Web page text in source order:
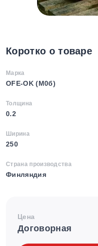
Коротко о товаре
Марка
OFE-OK (М0б)
Толщина
0.2
Ширина
250
Страна производства
Финляндия
Цена
Договорная